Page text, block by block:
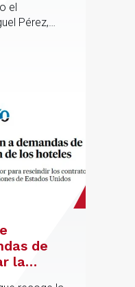
el
Pérez,
de
la